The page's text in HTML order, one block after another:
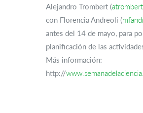
Alejandro Trombert (
con Florencia Andreoli (
antes del 14 de mayo, para
planificación de las
Más información:
http://